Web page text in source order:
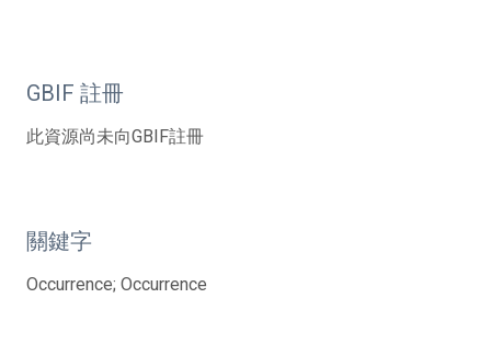
GBIF 註冊
此資源尚未向GBIF註冊
關鍵字
Occurrence; Occurrence